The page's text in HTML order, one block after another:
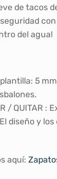
de tacos
del agua!
plantilla: 5
/ QUITAR
El diseño y
aquí: